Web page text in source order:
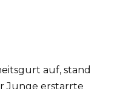
auf, stand
Junge erstarrte